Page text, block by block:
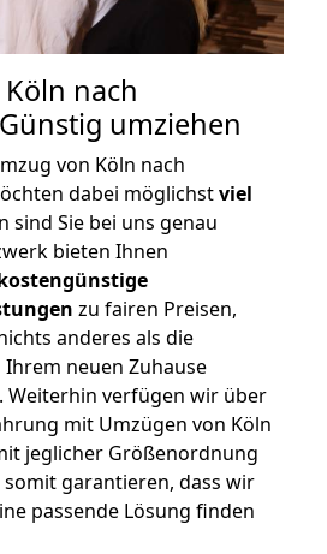
nach
umziehen
von Köln nach
dabei möglichstviel
sind Sie bei uns genau
bieten Ihnen
zu fairen Preisen,
anderes als die
neuen Zuhause
Weiterhin verfügen wir über
mit Umzügen von Köln
jeglicher Größenordnung
garantieren, dass wir
passende Lösung finden